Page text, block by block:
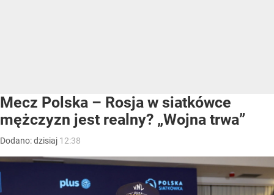
Mecz Polska – Rosja w siatkówce
mężczyzn jest realny? „Wojna trwa”
Dodano:dzisiaj 12:38